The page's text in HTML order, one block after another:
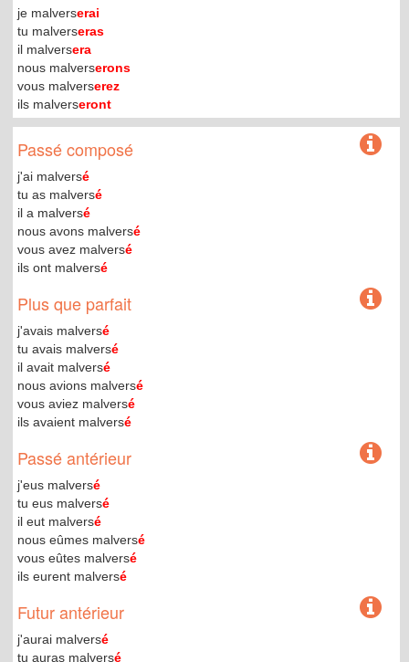
je malverserai
tu malverseras
il malversera
nous malverserons
vous malverserez
ils malverseront
Passé composé
j'ai malversé
tu as malversé
il a malversé
nous avons malversé
vous avez malversé
ils ont malversé
Plus que parfait
j'avais malversé
tu avais malversé
il avait malversé
nous avions malversé
vous aviez malversé
ils avaient malversé
Passé antérieur
j'eus malversé
tu eus malversé
il eut malversé
nous eûmes malversé
vous eûtes malversé
ils eurent malversé
Futur antérieur
j'aurai malversé
tu auras malversé